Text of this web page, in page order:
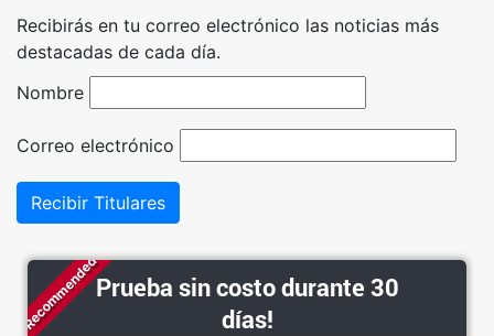
Recibirás en tu correo electrónico las noticias más
destacadas de cada día.
Nombre
Correo electrónico
Recibir Titulares
RecommendedPrueba sin costo durante 30
días!